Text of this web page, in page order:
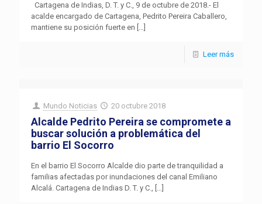
Cartagena de Indias, D. T. y C., 9 de octubre de 2018.- El
acalde encargado de Cartagena, Pedrito Pereira Caballero,
mantiene su posición fuerte en […]
Leer más
Mundo Noticias 20 octubre 2018
Alcalde Pedrito Pereira se compromete a
buscar solución a problemática del
barrio El Socorro
En el barrio El Socorro Alcalde dio parte de tranquilidad a
familias afectadas por inundaciones del canal Emiliano
Alcalá. Cartagena de Indias D. T. y C., […]